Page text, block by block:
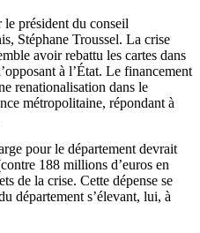
le président du conseil
Stéphane Troussel. La crise
avoir rebattu les cartes dans
à l’État. Le financement
renationalisation dans le
métropolitaine, répondant à
pour le département devrait
188 millions d’euros en
de la crise. Cette dépense se
département s’élevant, lui, à